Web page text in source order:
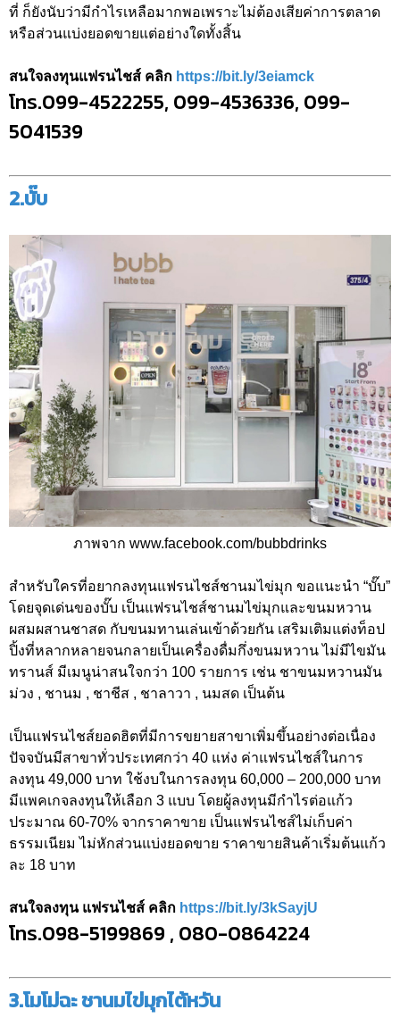
ที่ ก็ยังนับว่ามีกำไรเหลือมากพอเพราะไม่ต้องเสียค่าการตลาด
หรือส่วนแบ่งยอดขายแต่อย่างใดทั้งสิ้น
สนใจลงทุนแฟรนไชส์ คลิก https://bit.ly/3eiamck
โทร.099-4522255, 099-4536336, 099-
5041539
2.บั๊บ
ภาพจาก www.facebook.com/bubbdrinks
สำหรับใครที่อยากลงทุนแฟรนไชส์ชานมไข่มุก ขอแนะนำ “บั๊บ”
โดยจุดเด่นของบั๊บ เป็นแฟรนไชส์ชานมไข่มุกและขนมหวาน
ผสมผสานชาสด กับขนมทานเล่นเข้าด้วยกัน เสริมเติมแต่งท็อป
ปิ้งที่หลากหลายจนกลายเป็นเครื่องดื่มกึ่งขนมหวาน ไม่มีไขมัน
ทรานส์ มีเมนูน่าสนใจกว่า 100 รายการ เช่น ชาขนมหวานมัน
ม่วง , ชานม , ชาชีส , ชาลาวา , นมสด เป็นต้น
เป็นแฟรนไชส์ยอดฮิตที่มีการขยายสาขาเพิ่มขึ้นอย่างต่อเนื่อง
ปัจจบันมีสาขาทั่วประเทศกว่า 40 แห่ง ค่าแฟรนไชส์ในการ
ลงทุน 49,000 บาท ใช้งบในการลงทุน 60,000 – 200,000 บาท
มีแพคเกจลงทุนให้เลือก 3 แบบ โดยผู้ลงทุนมีกำไรต่อแก้ว
ประมาณ 60-70% จากราคาขาย เป็นแฟรนไชส์ไม่เก็บค่า
ธรรมเนียม ไม่หักส่วนแบ่งยอดขาย ราคาขายสินค้าเริ่มต้นแก้ว
ละ 18 บาท
สนใจลงทุน แฟรนไชส์ คลิก https://bit.ly/3kSayjU
โทร.098-5199869 , 080-0864224
3.โมโม่ฉะ ชานมไข่มุกไต้หวัน